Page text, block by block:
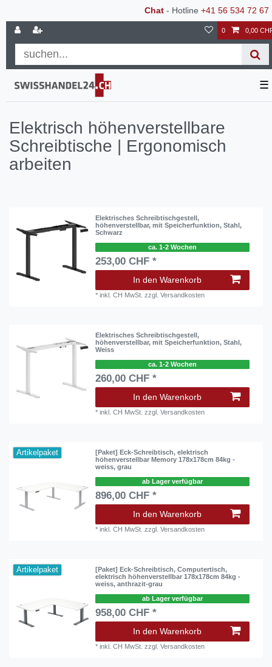
Chat- Hotline +41 56 534 72 67
0 0,00
☰
Elektrisch höhenverstellbare
Schreibtische | Ergonomisch
arbeiten
Elektrisches Schreibtischgestell,
höhenverstellbar, mit Speicherfunktion, Stahl,
Schwarz
ca. 1-2 Wochen
253,00 CHF *
In den Warenkorb
*inkl. CH MwSt. zzgl.Versandkosten
Elektrisches Schreibtischgestell,
höhenverstellbar, mit Speicherfunktion, Stahl,
Weiss
ca. 1-2 Wochen
260,00 CHF *
In den Warenkorb
*inkl. CH MwSt. zzgl.Versandkosten
Artikelpaket
[Paket] Eck-Schreibtisch, elektrisch
höhenverstellbar Memory 178x178cm 84kg -
weiss, grau
ab Lager verfügbar
896,00 CHF *
In den Warenkorb
*inkl. CH MwSt. zzgl.Versandkosten
Artikelpaket
[Paket] Eck-Schreibtisch, Computertisch,
elektrisch höhenverstellbar 178x178cm 84kg -
weiss, anthrazit-grau
ab Lager verfügbar
958,00 CHF *
In den Warenkorb
*inkl. CH MwSt. zzgl.Versandkosten